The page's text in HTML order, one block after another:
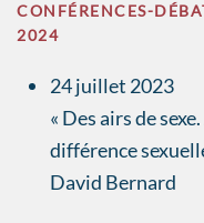
CONFÉRENCES-
2024
24 juillet 2023
« Des airs de
différence
David Bernard